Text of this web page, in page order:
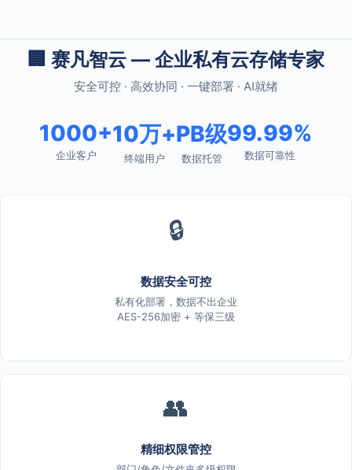
🏢 赛凡智云 — 企业私有云存储专家
安全可控 · 高效协同 · 一键部署 · AI就绪
1000+
企业客户
10万+
终端用户
PB级
数据托管
99.99%
数据可靠性
🔒
数据安全可控
私有化部署，数据不出企业
AES-256加密 + 等保三级
👥
精细权限管控